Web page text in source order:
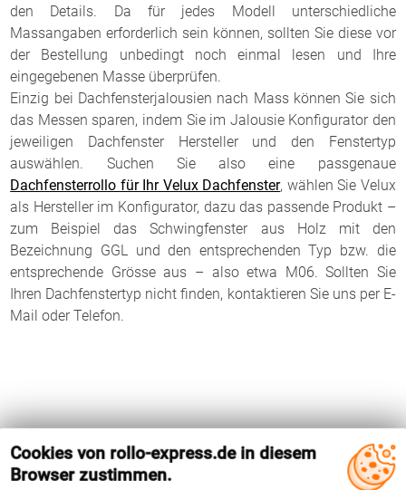
den Details. Da für jedes Modell unterschiedliche
Massangaben erforderlich sein können, sollten Sie diese vor
der Bestellung unbedingt noch einmal lesen und Ihre
eingegebenen Masse überprüfen.
Einzig bei Dachfensterjalousien nach Mass können Sie sich
das Messen sparen, indem Sie im Jalousie Konfigurator den
jeweiligen Dachfenster Hersteller und den Fenstertyp
auswählen. Suchen Sie also eine passgenaue
Dachfensterrollo für Ihr Velux Dachfenster, wählen Sie Velux
als Hersteller im Konfigurator, dazu das passende Produkt –
zum Beispiel das Schwingfenster aus Holz mit den
Bezeichnung GGL und den entsprechenden Typ bzw. die
entsprechende Grösse aus – also etwa M06. Sollten Sie
Ihren Dachfenstertyp nicht finden, kontaktieren Sie uns per E-
Mail oder Telefon.
Cookies von rollo-express.de in diesem
Browser zustimmen.